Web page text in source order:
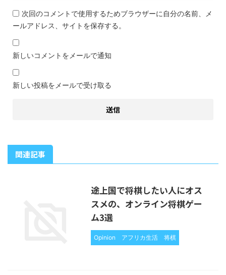
次回のコメントで使用するためブラウザーに自分の名前、メ
ールアドレス、サイトを保存する。
新しいコメントをメールで通知
新しい投稿をメールで受け取る
関連記事
途上国で将棋したい人にオス
スメの、オンライン将棋ゲー
ム3選
Opinion アフリカ生活 将棋